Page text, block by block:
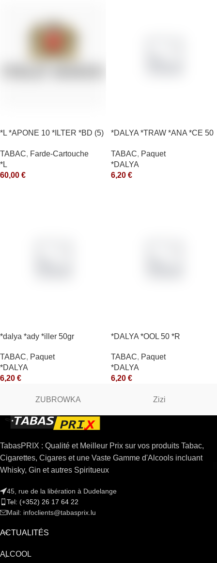
*L *APONE 10 *ILTER *BD (5)
TABAC, Farde-Cartouche
*L
60,00 €
*DALYA *TRAW *ANA *CE 50
TABAC, Paquet
*DALYA
6,20 €
*dalya *ady *iller 50gr
TABAC, Paquet
*DALYA
6,20 €
*DALYA *OOL 50 *R
TABAC, Paquet
*DALYA
6,20 €
ZUBROWKA Zizi
TabasPRIX : Qualité et Meilleur Prix sur vos produits Tabac,
Cigarettes, Cigares et une Vaste Gamme d'Alcools incluant
Whisky, Gin et autres Spiritueux
45, rue de la libération à Dudelange
Tel: (+352) 26 17 64 22
Mail: infoclients@tabasprix.lu
ACTUALITÉS
ALCOOL